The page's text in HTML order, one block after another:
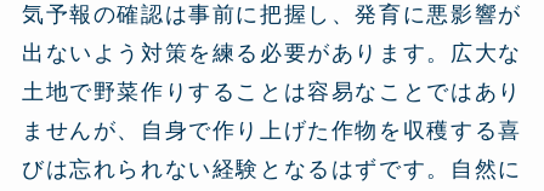
気予報の確認は事前に把握し、発育に悪影響が
出ないよう対策を練る必要があります。広大な
土地で野菜作りすることは容易なことではあり
ませんが、自身で作り上げた作物を収穫する喜
びは忘れられない経験となるはずです。自然に